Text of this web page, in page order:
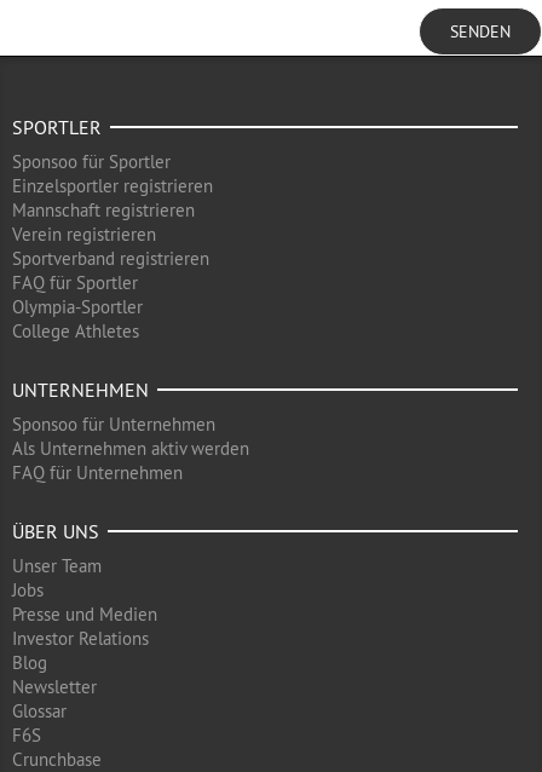
SENDEN
SPORTLER
Sponsoo für Sportler
Einzelsportler registrieren
Mannschaft registrieren
Verein registrieren
Sportverband registrieren
FAQ für Sportler
Olympia-Sportler
College Athletes
UNTERNEHMEN
Sponsoo für Unternehmen
Als Unternehmen aktiv werden
FAQ für Unternehmen
ÜBER UNS
Unser Team
Jobs
Presse und Medien
Investor Relations
Blog
Newsletter
Glossar
F6S
Crunchbase